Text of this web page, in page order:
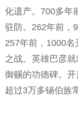
化遗产。700多年
驻防。262年前，
257年前，1000
之战。英雄巴彦
御赐的功德碑。
超过3万多锡伯族